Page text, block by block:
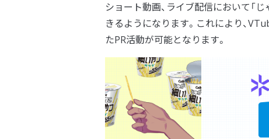
ショート動画、ライブ配信において「
きるようになります。これにより、
たPR活動が可能となります。